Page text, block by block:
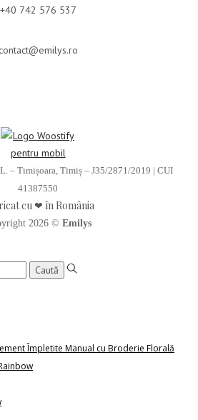
+40 742 576 537
– Timișoara, Timiș – J35/2871/2019 | CUI
41387550
cu ❤ în România
2026 © Emilys
Împletite Manual cu Broderie Florală